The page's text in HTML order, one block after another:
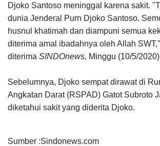
Djoko Santoso meninggal karena sakit.
dunia Jenderal Purn Djoko Santoso.
husnul khatimah dan diampuni semua
diterima amal ibadahnya oleh Allah
diterima SINDOnews, Minggu (10/5/
Sebelumnya, Djoko sempat dirawat di
Angkatan Darat (RSPAD) Gatot Subroto
diketahui sakit yang diderita Djoko.
Sumber :Sindonews.com